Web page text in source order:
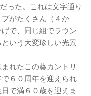
った。これは文字通り
がたくさん（４か
で、同じ組でラウン
いう大変珍しい光景
れたこの葵カントリ
６０周年を迎えられ
で満６０歳を迎えま